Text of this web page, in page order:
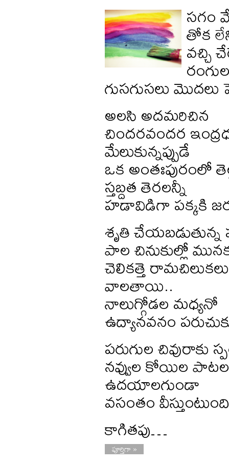
సగం
తోక
వచ్చి
గుసగుసలు
అలసి అదమరిచిన
చిందరవందర
మేలుకున్నప్పుడే
ఒక అంతఃపురంలో
స్తబ్దత తెరలన్నీ
హడావిడిగా పక్కకి
శృతి
పాల చినుకుల్లో
చెలికత్తె రామచిలుకలు
వాలతాయి..
నాలుగ్గోడల మధ్యనో
ఉద్యానవనం
పరుగుల చివురాకు
నవ్వుల కోయిల
ఉదయాలగుండా
వసంతం
కాగితపు…
పూర్తిగా »